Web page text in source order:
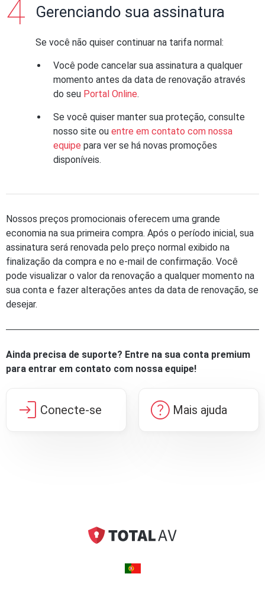
Gerenciando sua assinatura
Se você não quiser continuar na tarifa normal:
Você pode cancelar sua assinatura a qualquer
momento antes da data de renovação através
do seu Portal Online.
Se você quiser manter sua proteção, consulte
nosso site ou entre em contato com nossa
equipe para ver se há novas promoções
disponíveis.
Nossos preços promocionais oferecem uma grande
economia na sua primeira compra. Após o período inicial, sua
assinatura será renovada pelo preço normal exibido na
finalização da compra e no e-mail de confirmação. Você
pode visualizar o valor da renovação a qualquer momento na
sua conta e fazer alterações antes da data de renovação, se
desejar.
Ainda precisa de suporte? Entre na sua conta premium
para entrar em contato com nossa equipe!
login Conecte-se help Mais ajuda